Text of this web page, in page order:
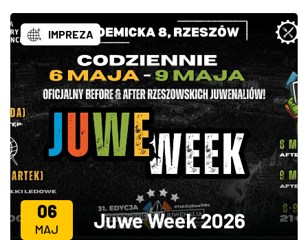
ROZRYWKA
W KINACH
GASTRONOMIA
ZDJĘCIA
W RZESZOWIE
IMPREZA
06
MAJ Juwe Week 2026